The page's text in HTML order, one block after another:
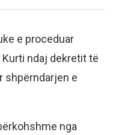
e proceduar
ndaj dekretit të
shpërndarjen e
nga